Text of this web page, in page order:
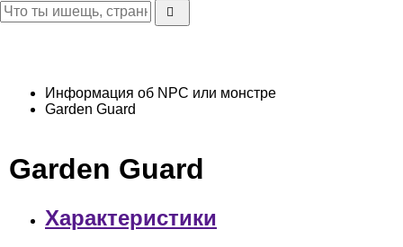
Информация об NPC или монстре
Garden Guard
Garden Guard
Характеристики